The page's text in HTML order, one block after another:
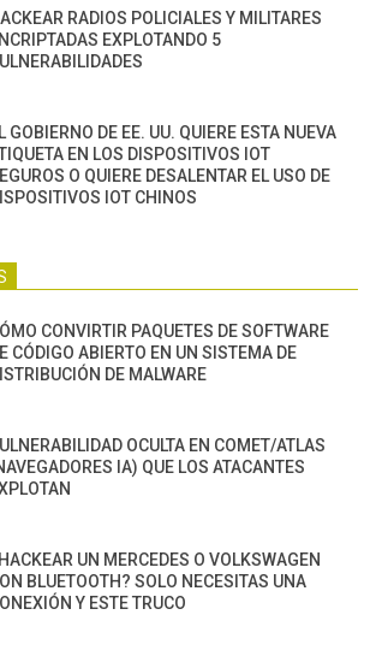
RADIOS POLICIALES Y MILITARES
EXPLOTANDO 5
GOBIERNO DE EE. UU. QUIERE ESTA NUEVA
EN LOS DISPOSITIVOS IOT
O QUIERE DESALENTAR EL USO DE
IOT CHINOS
CONVIRTIR PAQUETES DE SOFTWARE
CÓDIGO ABIERTO EN UN SISTEMA DE
DE MALWARE
OCULTA EN COMET/ATLAS
IA) QUE LOS ATACANTES
UN MERCEDES O VOLKSWAGEN
BLUETOOTH? SOLO NECESITAS UNA
Y ESTE TRUCO